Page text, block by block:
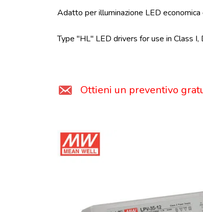
Adatto per illuminazione LED
Type "HL" LED drivers for use in Class
Ottieni un preventivo